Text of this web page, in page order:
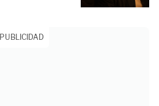
PUBLICIDAD